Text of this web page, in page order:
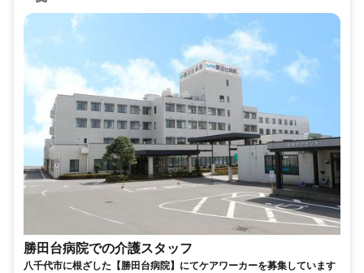
勝田台病院での介護スタッフ
八千代市に根ざした【勝田台病院】にてケアワーカーを募集しています